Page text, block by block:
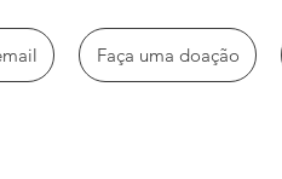
Faça uma doação